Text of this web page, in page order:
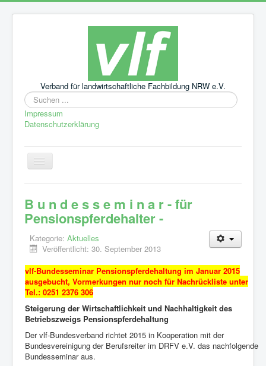
Verband für landwirtschaftliche Fachbildung NRW e.V.
Suchen
...
Impressum
Datenschutzerklärung
Navigation
an/aus
Aktuelles
Über uns
Mitglieder
Bildungsangebote
Aktivitäten
Internes
Weblinks
B u n d e s s e m i n a r - für
Pensionspferdehalter -
Kategorie: Aktuelles
Veröffentlicht: 30. September 2013
vlf-Bundesseminar Pensionspferdehaltung im Januar 2015
ausgebucht, Vormerkungen nur noch für Nachrückliste unter
Tel.: 0251 2376 306
Steigerung der Wirtschaftlichkeit und Nachhaltigkeit des
Betriebszweigs Pensionspferdehaltung
Der vlf-Bundesverband richtet 2015 in Kooperation mit der
Bundesvereinigung der Berufsreiter im DRFV e.V. das nachfolgende
Bundesseminar aus.